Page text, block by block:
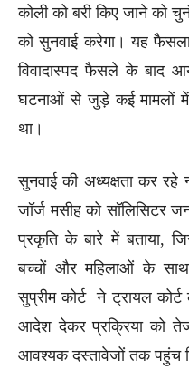
कोली को बरी किए जाने को
को सुनवाई करेगा। यह फैसला
विवादास्पद फैसले के बाद
घटनाओं से जुड़े कई मामलों में
था।
सुनवाई की अध्यक्षता कर रहे
जॉर्ज मसीह को सॉलिसिटर
प्रकृति के बारे में बताया,
बच्चों और महिलाओं के साथ
सुप्रीम कोर्ट ने ट्रायल
आदेश देकर प्रक्रिया को तेज
आवश्यक दस्तावेजों तक पहुंच